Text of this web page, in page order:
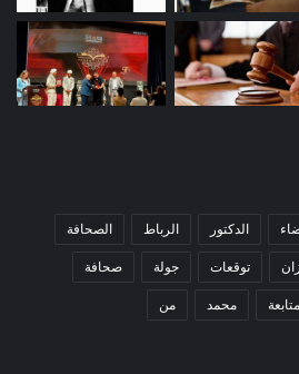
الدكتور الرباط الصحافة
توقعات جولة صحافة
متابعة محمد من